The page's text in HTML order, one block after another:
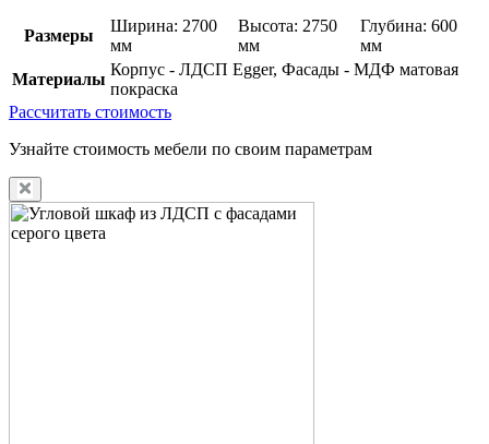
Размеры
Ширина: 2700
мм
Высота: 2750
мм
Глубина: 600
мм
Материалы
Корпус - ЛДСП Egger, Фасады - МДФ матовая
покраска
Рассчитать стоимость
Узнайте стоимость мебели по своим параметрам